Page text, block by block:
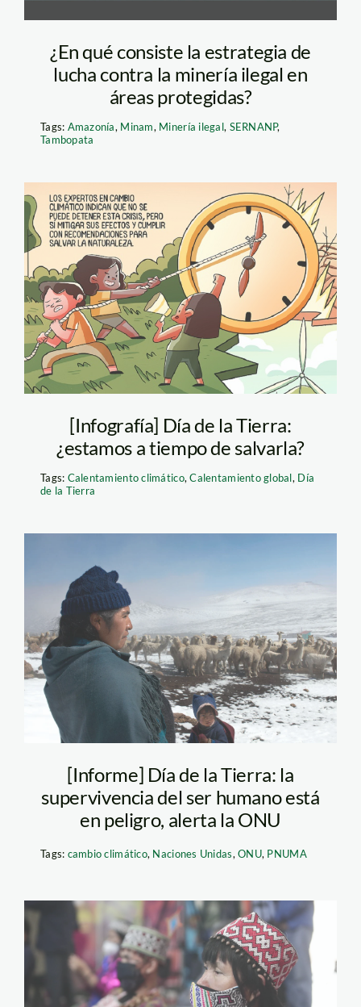
¿En qué consiste la estrategia de
lucha contra la minería ilegal en
áreas protegidas?
Tags: Amazonía, Minam, Minería ilegal, SERNANP,
Tambopata
DIA TIERRA FOTO
KIPU
[Infografía] Día de la Tierra:
¿estamos a tiempo de salvarla?
Tags: Calentamiento climático,Calentamiento global, Día
de la Tierra
adaptacion-al-
cambio-climatico—
puno—thomas-muller
—spda
[Informe] Día de la Tierra: la
supervivencia del ser humano está
en peligro, alerta la ONU
Tags: cambio climático, Naciones Unidas,ONU, PNUMA
MINCUL-Mujer-
Indigena